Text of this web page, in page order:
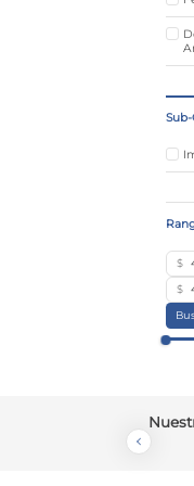
$
$